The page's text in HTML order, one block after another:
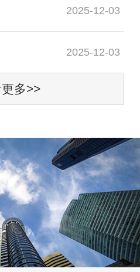
2025-12-03
2025-12-03
多>>